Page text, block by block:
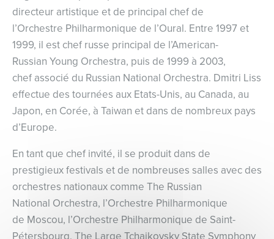
directeur artistique et de principal chef de
l’Orchestre Philharmonique de l’Oural. Entre 1997 et
1999, il est chef russe principal de l’American-
Russian Young Orchestra, puis de 1999 à 2003,
chef associé du Russian National Orchestra. Dmitri Liss
effectue des tournées aux Etats-Unis, au Canada, au
Japon, en Corée, à Taiwan et dans de nombreux pays
d’Europe.
En tant que chef invité, il se produit dans de
prestigieux festivals et de nombreuses salles avec des
orchestres nationaux comme The Russian
National Orchestra, l’Orchestre Philharmonique
de Moscou, l’Orchestre Philharmonique de Saint-